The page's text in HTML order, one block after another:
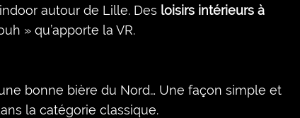
autour de Lille. Des loisirs intérieurs à
» qu’apporte la VR.
bonne bière du Nord… Une façon simple et
la catégorie classique.